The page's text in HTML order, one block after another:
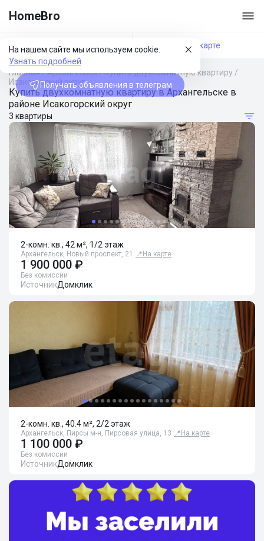
HomeBro
На нашем сайте мы используем cookie.
Узнать подробней
Получать объявления в телеграм
Фильтры На карте
Главная/Архангельск/Купить двухкомнатную квартиру /
Исакогорский округ
Купить двухкомнатную квартиру в Архангельске в
районе Исакогорский округ
3 квартиры
2-комн. кв., 42 м², 1/2 этаж
Архангельск, Новый проспект, 21 📍 На карте
1 900 000 ₽
Без комиссии
ИсточникДомклик
2-комн. кв., 40.4 м², 2/2 этаж
Архангельск, Пирсы м-н, Пирсовая улица, 13 📍 На карте
1 100 000 ₽
Без комиссии
ИсточникДомклик